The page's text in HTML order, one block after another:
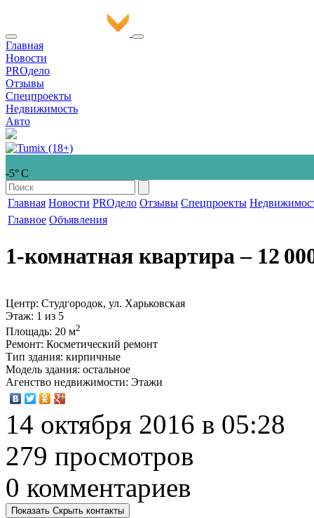
Главная
Новости
PROдело
Отзывы
Спецпроекты
Недвижимость
Авто
-5° С
Главная Новости PROдело Отзывы Спецпроекты
Главное Объявления
1-комнатная квартира‒ 12
Центр: Студгородок, ул. Харьковская
Этаж: 1 из 5
Площадь: 20 м2
Ремонт: Косметический ремонт
Тип здания: кирпичные
Модель здания: остальное
Агенство недвижимости: Этажи
14 октября 2016 в 05:28
279 просмотров
0 комментариев
Показать Скрыть контакты